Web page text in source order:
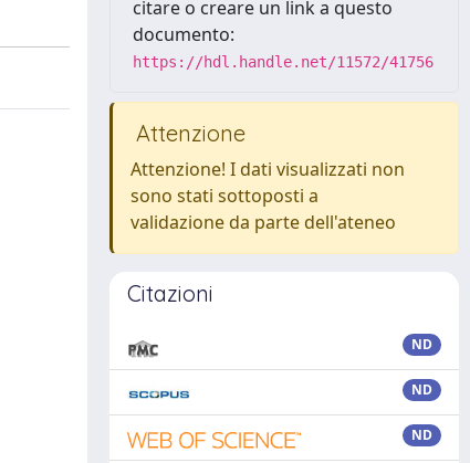
citare o creare un link a questo
documento:
https://hdl.handle.net/11572/41756
Attenzione
Attenzione! I dati visualizzati non
sono stati sottoposti a
validazione da parte dell'ateneo
Citazioni
ND
ND
ND